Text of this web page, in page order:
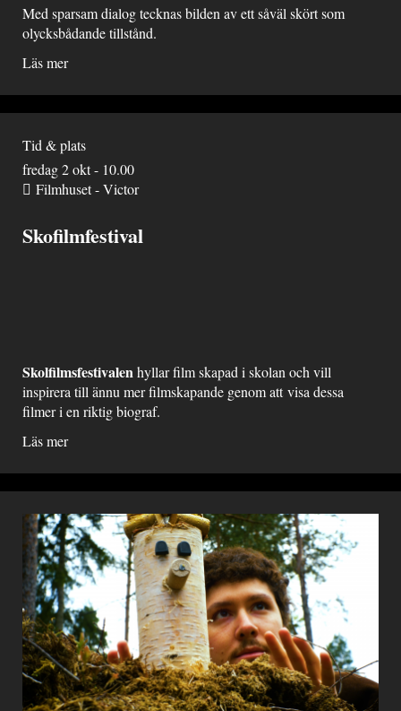
Med sparsam dialog tecknas bilden av ett såväl skört som
olycksbådande tillstånd.
Läs mer
Tid & plats
fredag 2 okt - 10.00
Filmhuset - Victor
Skofilmfestival
Skolfilmsfestivalenhyllar film skapad i skolan och vill
inspirera till ännu mer filmskapande genom att visa dessa
filmer i en riktig biograf.
Läs mer